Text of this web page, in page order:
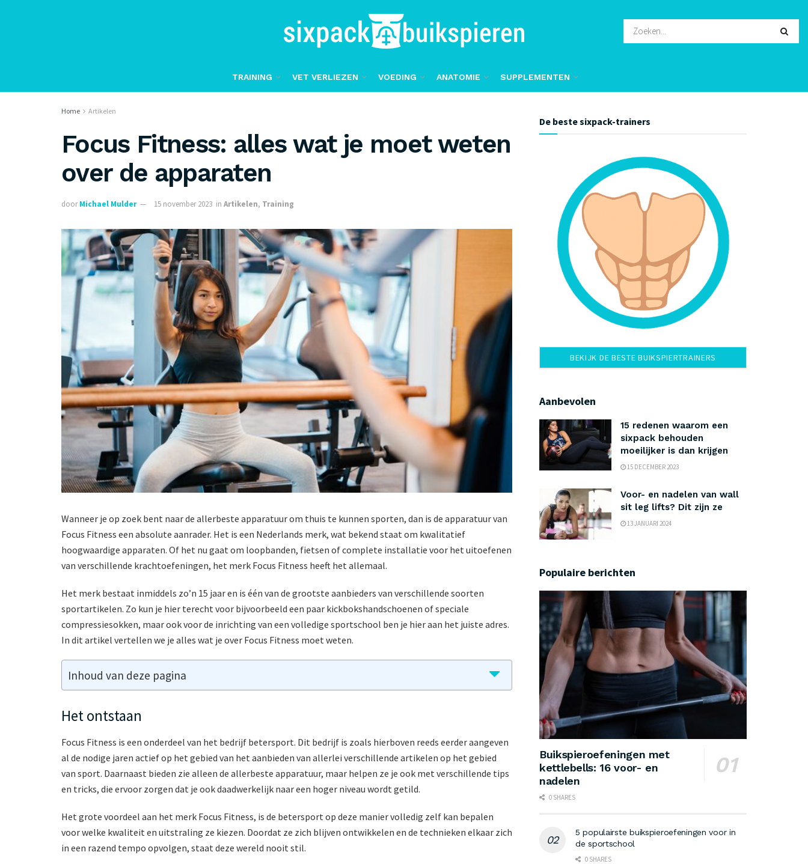
TRAINING VET VERLIEZEN VOEDING ANATOMIE SUPPLEMENTEN
Home Artikelen
Focus Fitness: alles wat je moet weten
over de apparaten
door Michael Mulder 15 november 2023 in Artikelen, Training
Wanneer je op zoek bent naar de allerbeste apparatuur om thuis te kunnen sporten, dan is de apparatuur van
Focus Fitness een absolute aanrader. Het is een Nederlands merk, wat bekend staat om kwalitatief
hoogwaardige apparaten. Of het nu gaat om loopbanden, fietsen of complete installatie voor het uitoefenen
van verschillende krachtoefeningen, het merk Focus Fitness heeft het allemaal.
Het merk bestaat inmiddels zo’n 15 jaar en is één van de grootste aanbieders van verschillende soorten
sportartikelen. Zo kun je hier terecht voor bijvoorbeeld een paar kickbokshandschoenen of speciale
compressiesokken, maar ook voor de inrichting van een volledige sportschool ben je hier aan het juiste adres.
In dit artikel vertellen we je alles wat je over Focus Fitness moet weten.
Inhoud van deze pagina
Het ontstaan
Focus Fitness is een onderdeel van het bedrijf betersport. Dit bedrijf is zoals hierboven reeds eerder aangeven
al de nodige jaren actief op het gebied van het aanbieden van allerlei verschillende artikelen op het gebied
van sport. Daarnaast bieden zie alleen de allerbeste apparatuur, maar helpen ze je ook met verschillende tips
en tricks, die ervoor zorgen dat je ook daadwerkelijk naar een hoger niveau wordt getild.
Het grote voordeel aan het merk Focus Fitness, is de betersport op deze manier volledig zelf kan bepalen
voor welke kwaliteit en uitstraling ze kiezen. Doordat ze zich blijven ontwikkelen en de technieken elkaar zich
in een razend tempo opvolgen, staat deze wereld nooit stil.
De beste sixpack-trainers
BEKIJK DE BESTE BUIKSPIERTRAINERS
Aanbevolen
15 redenen waarom een
sixpack behouden
moeilijker is dan krijgen
15 DECEMBER 2023
Voor- en nadelen van wall
sit leg lifts? Dit zijn ze
13 JANUARI 2024
Populaire berichten
Buikspieroefeningen met
kettlebells: 16 voor- en
nadelen
0 SHARES
5 populairste buikspieroefeningen voor in
de sportschool
0 SHARES